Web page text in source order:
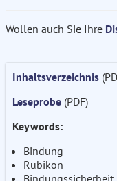
Wollen auch Sie Ihre
Inhaltsverzeichnis
Leseprobe (PDF)
Keywords:
Bindung
Rubikon